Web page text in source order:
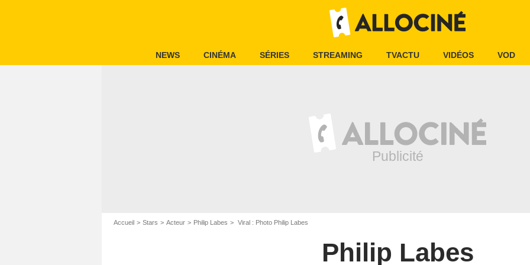
NEWS CINÉMA SÉRIES STREAMING TVACTU VIDÉOS VOD
Accueil Stars Acteur Philip Labes Viral : Photo Philip Labes
Philip Labes